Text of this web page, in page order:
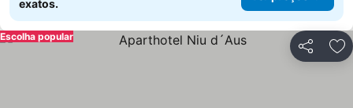
exatos.
Partilhar
Escolha popular